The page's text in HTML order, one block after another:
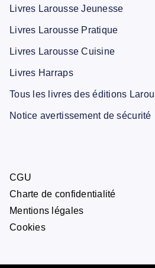
Livres Larousse Jeunesse
Livres Larousse Pratique
Livres Larousse Cuisine
Livres Harraps
Tous les livres des éditions
Notice avertissement de sécurité
CGU
Charte de confidentialité
Mentions légales
Cookies